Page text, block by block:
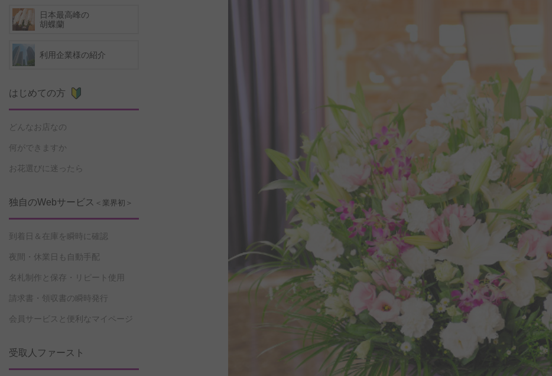
日本最高峰の
胡蝶蘭
利用企業様の紹介
はじめての方
どんなお店なの
何ができますか
お花選びに迷ったら
独自のWebサービス ＜業界初＞
到着日＆在庫を瞬時に確認
夜間・休業日も自動手配
名札制作と保存・リピート使用
請求書・領収書の瞬時発行
会員サービスと便利なマイページ
受取人ファースト